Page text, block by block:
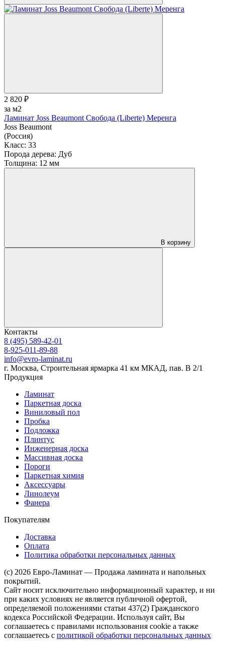
2 820 ₽
за м2
Ламинат Joss Beaumont Свобода (Liberte) Меренга
Joss Beaumont
(Россия)
Класс: 33
Порода дерева: Дуб
Толщина: 12 мм
В корзину
Контакты
8 (495) 589-42-01
8-925-011-89-88
info@evro-laminat.ru
г. Москва, Строительная ярмарка 41 км МКАД, пав. В 2/1
Продукция
Ламинат
Паркетная доска
Виниловый пол
Пробка
Подложка
Плинтус
Инженерная доска
Массивная доска
Пороги
Паркетная химия
Аксессуары
Линолеум
Фанера
Покупателям
Доставка
Оплата
Политика обработки персональных данных
(c) 2026 Евро-Ламинат — Продажа ламината и напольных
покрытий.
Сайт носит исключительно информационный характер, и ни
при каких условиях не является публичной офертой,
определяемой положениями статьи 437(2) Гражданского
кодекса Российской Федерации. Используя сайт, Вы
соглашаетесь с правилами использования cookie а также
соглашаетесь с политикой обработки персональных данных